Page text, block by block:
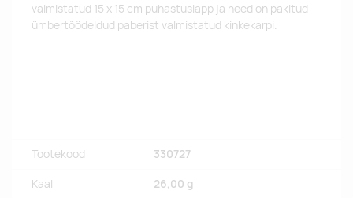
valmistatud 15 x 15 cm puhastuslapp ja need on pakitud
ümbertöödeldud paberist valmistatud kinkekarpi.
Tootekood 330727
Kaal 26,00 g